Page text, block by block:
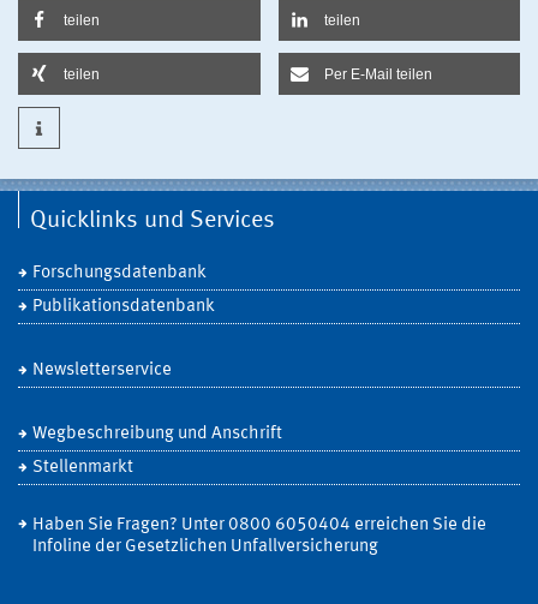
teilen teilen
teilen Per E-Mail teilen
Quicklinks und Services
Forschungsdatenbank
Publikationsdatenbank
Newsletterservice
Wegbeschreibung und Anschrift
Stellenmarkt
Haben Sie Fragen? Unter 0800 6050404 erreichen Sie die
Infoline der Gesetzlichen Unfallversicherung